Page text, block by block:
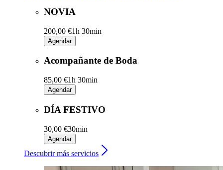
NOVIA
200,00 €1h 30min
Agendar
Acompañante de Boda
85,00 €1h 30min
Agendar
DÍA FESTIVO
30,00 €30min
Agendar
Descubrir más servicios